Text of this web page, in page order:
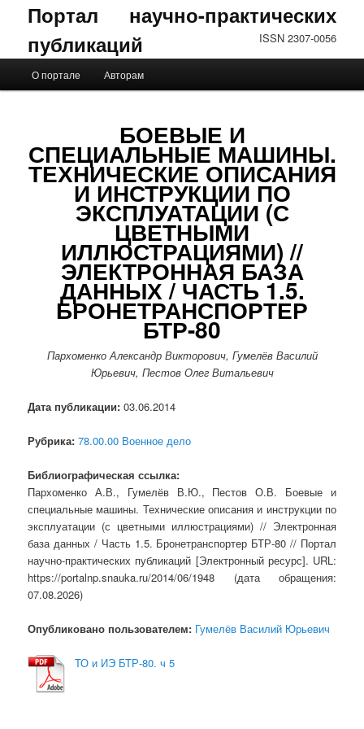
Портал научно-практических
публикаций
ISSN 2307-0056
Перейти к основному содержимому
Перейти к дополнительному содержимому
О портале Авторам
БОЕВЫЕ И
СПЕЦИАЛЬНЫЕ МАШИНЫ.
ТЕХНИЧЕСКИЕ ОПИСАНИЯ
И ИНСТРУКЦИИ ПО
ЭКСПЛУАТАЦИИ (С
ЦВЕТНЫМИ
ИЛЛЮСТРАЦИЯМИ) //
ЭЛЕКТРОННАЯ БАЗА
ДАННЫХ / ЧАСТЬ 1.5.
БРОНЕТРАНСПОРТЕР
БТР-80
Пархоменко Александр Викторович, Гумелёв Василий
Юрьевич, Пестов Олег Витальевич
Дата публикации: 03.06.2014
Рубрика: 78.00.00 Военное дело
Библиографическая ссылка:
Пархоменко А.В., Гумелёв В.Ю., Пестов О.В. Боевые и
специальные машины. Технические описания и инструкции по
эксплуатации (с цветными иллюстрациями) // Электронная
база данных / Часть 1.5. Бронетранспортер БТР-80 // Портал
научно-практических публикаций [Электронный ресурс]. URL:
https://portalnp.snauka.ru/2014/06/1948 (дата обращения:
07.08.2026)
Опубликовано пользователем: Гумелёв Василий Юрьевич
ТО и ИЭ БТР-80. ч 5